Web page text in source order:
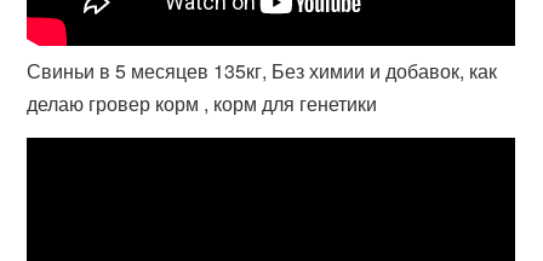
Свиньи в 5 месяцев 135кг, Без химии и добавок, как
делаю гровер корм , корм для генетики